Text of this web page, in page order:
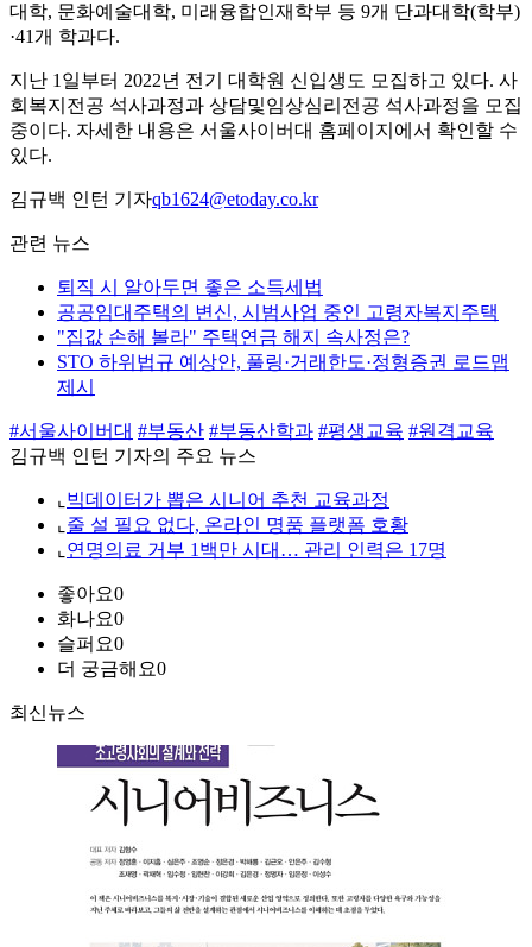
대학, 문화예술대학, 미래융합인재학부 등 9개 단과대학(학부)
·41개 학과다.
지난 1일부터 2022년 전기 대학원 신입생도 모집하고 있다. 사
회복지전공 석사과정과 상담및임상심리전공 석사과정을 모집
중이다. 자세한 내용은 서울사이버대 홈페이지에서 확인할 수
있다.
김규백 인턴 기자qb1624@etoday.co.kr
관련 뉴스
퇴직 시 알아두면 좋은 소득세법
공공임대주택의 변신, 시범사업 중인 고령자복지주택
"집값 손해 볼라" 주택연금 해지 속사정은?
STO 하위법규 예상안, 풀링·거래한도·정형증권 로드맵
제시
#서울사이버대 #부동산 #부동산학과 #평생교육 #원격교육
김규백 인턴 기자의 주요 뉴스
⌞ 빅데이터가 뽑은 시니어 추천 교육과정
⌞ 줄 설 필요 없다, 온라인 명품 플랫폼 호황
⌞ 연명의료 거부 1백만 시대… 관리 인력은 17명
좋아요0
화나요0
슬퍼요0
더 궁금해요0
최신뉴스